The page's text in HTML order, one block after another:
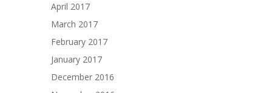
April 2017
March 2017
February 2017
January 2017
December 2016